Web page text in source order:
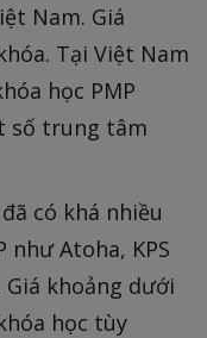
Nam. Giá
Tại Việt Nam
học PMP
số trung tâm
có khá nhiều
như Atoha, KPS
Giá khoảng dưới
học tùy